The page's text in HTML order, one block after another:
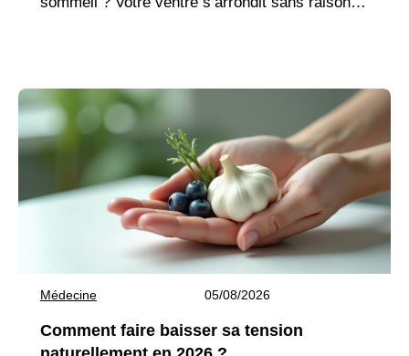
Médecine 05/08/2026
Comment faire baisser sa tension